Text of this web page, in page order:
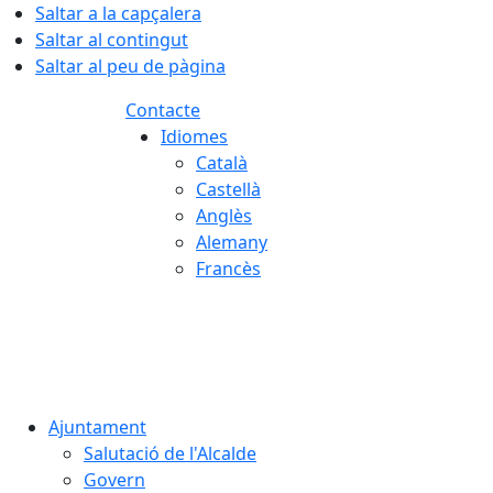
Saltar a la capçalera
Saltar al contingut
Saltar al peu de pàgina
Contacte
Idiomes
Català
Castellà
Anglès
Alemany
Francès
Ajuntament
Salutació de l'Alcalde
Govern